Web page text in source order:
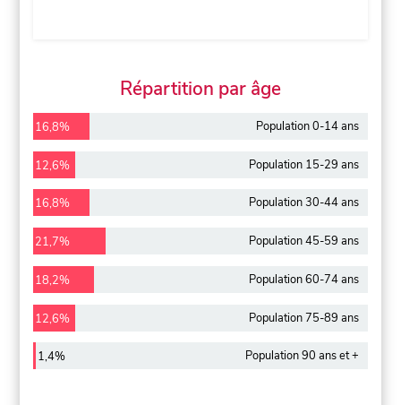
Répartition par âge
16,8% Population 0-14 ans
12,6% Population 15-29 ans
16,8% Population 30-44 ans
21,7% Population 45-59 ans
18,2% Population 60-74 ans
12,6% Population 75-89 ans
1,4% Population 90 ans et +